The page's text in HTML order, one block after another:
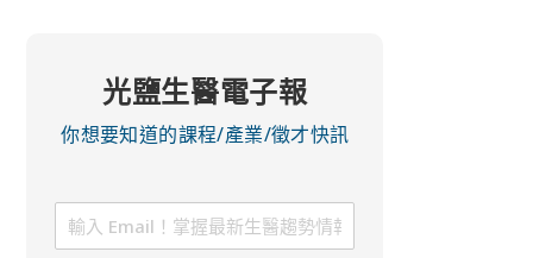
光鹽生醫電子報
你想要知道的課程/產業/徵才快訊